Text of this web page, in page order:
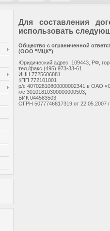
Для составления
использовать
Общество с ограниченной
(ООО "МЦК")
Юридический адрес: 109443, РФ,
тел./факс (495) 973-33-61
ИНН 7725606881
КПП 772101001
р/с 40702810800000002341 в ОАО
к/с 30101810300000000503,
БИК 044583503
ОГРН 5077746817319 от 22.05.2007 г.